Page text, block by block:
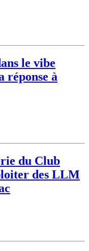
le vibe
réponse à
du Club
des LLM